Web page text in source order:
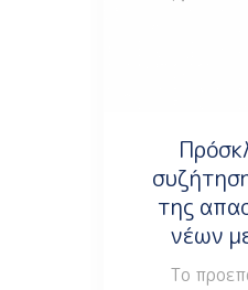
της
νέων
Το